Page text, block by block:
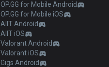
OP.GG for Mobile Android
OP.GG for Mobile iOS
AllT Android
AllT iOS
Valorant Android
Valorant iOS
Gigs Android